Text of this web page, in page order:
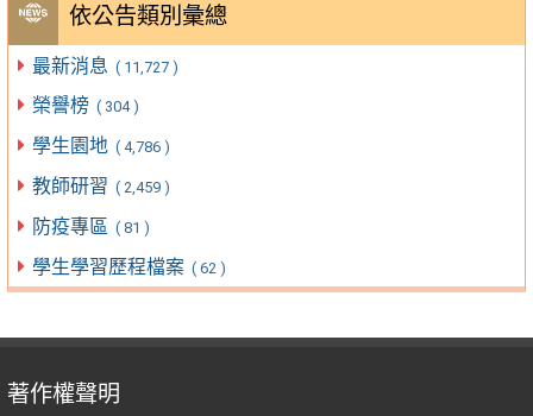
依公告類別彙總
最新消息 ( 11,727 )
榮譽榜 ( 304 )
學生園地 ( 4,786 )
教師研習 ( 2,459 )
防疫專區 ( 81 )
學生學習歷程檔案 ( 62 )
著作權聲明